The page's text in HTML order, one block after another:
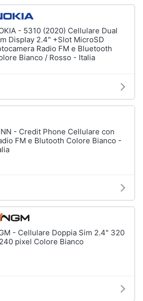
- 5310 (2020) Cellulare Dual
Display 2.4" +Slot MicroSD
Radio FM e Bluetooth
Bianco / Rosso - Italia
- Credit Phone Cellulare con
FM e Blutooth Colore Bianco -
- Cellulare Doppia Sim 2.4" 320
pixel Colore Bianco